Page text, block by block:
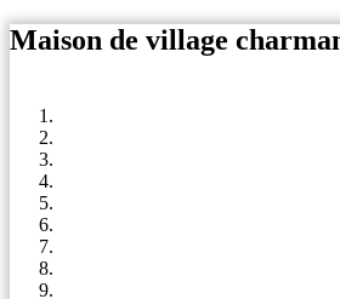
Maison de village